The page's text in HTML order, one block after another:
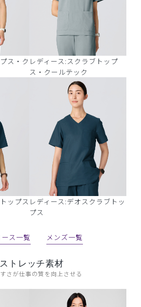
ス・ク レディース:スクラブトップ
ス・クールテック
ップス レディース:デオスクラブトッ
プス
ース一覧 メンズ一覧
ストレッチ素材
さが仕事の質を向上させる